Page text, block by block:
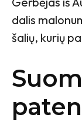
dalis
šalių, kurių